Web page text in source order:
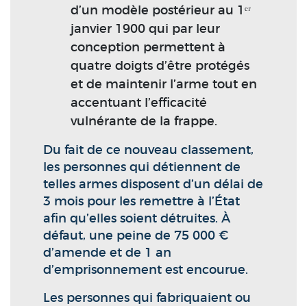
d’un modèle postérieur au 1ᵉʳ
janvier 1900 qui par leur
conception permettent à
quatre doigts d’être protégés
et de maintenir l’arme tout en
accentuant l’efficacité
vulnérante de la frappe.
Du fait de ce nouveau classement,
les personnes qui détiennent de
telles armes disposent d’un délai de
3 mois pour les remettre à l’État
afin qu’elles soient détruites. À
défaut, une peine de 75 000 €
d’amende et de 1 an
d’emprisonnement est encourue.
Les personnes qui fabriquaient ou